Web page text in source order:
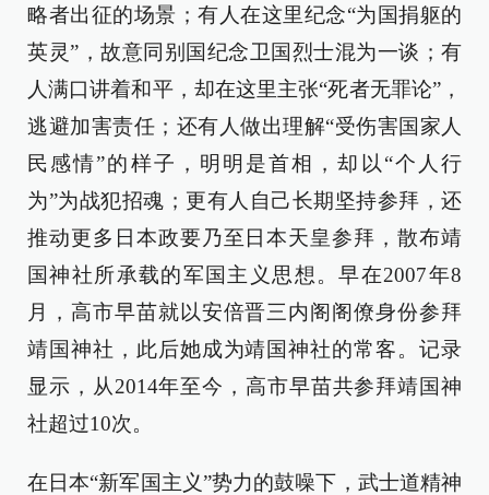
略者出征的场景；有人在这里纪念“为国捐躯的
英灵”，故意同别国纪念卫国烈士混为一谈；有
人满口讲着和平，却在这里主张“死者无罪论”，
逃避加害责任；还有人做出理解“受伤害国家人
民感情”的样子，明明是首相，却以“个人行
为”为战犯招魂；更有人自己长期坚持参拜，还
推动更多日本政要乃至日本天皇参拜，散布靖
国神社所承载的军国主义思想。早在2007年8
月，高市早苗就以安倍晋三内阁阁僚身份参拜
靖国神社，此后她成为靖国神社的常客。记录
显示，从2014年至今，高市早苗共参拜靖国神
社超过10次。
在日本“新军国主义”势力的鼓噪下，武士道精神